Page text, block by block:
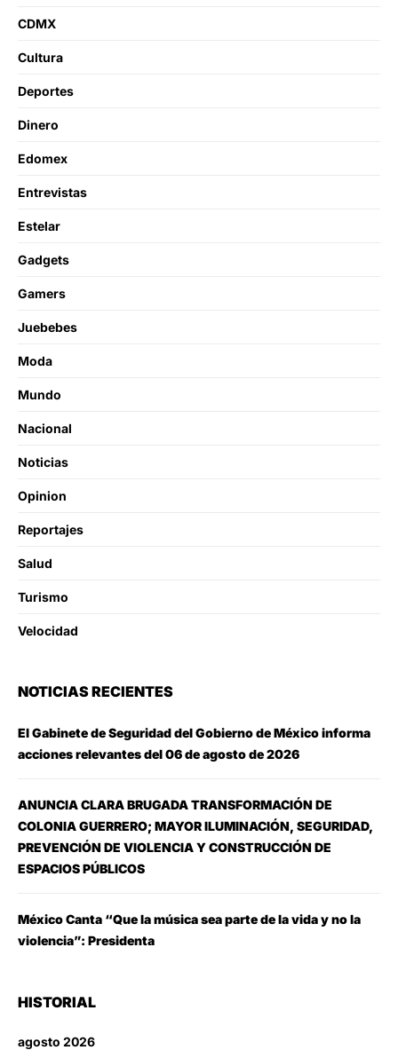
CDMX
Cultura
Deportes
Dinero
Edomex
Entrevistas
Estelar
Gadgets
Gamers
Juebebes
Moda
Mundo
Nacional
Noticias
Opinion
Reportajes
Salud
Turismo
Velocidad
NOTICIAS RECIENTES
El Gabinete de Seguridad del Gobierno de México informa
acciones relevantes del 06 de agosto de 2026
ANUNCIA CLARA BRUGADA TRANSFORMACIÓN DE
COLONIA GUERRERO; MAYOR ILUMINACIÓN, SEGURIDAD,
PREVENCIÓN DE VIOLENCIA Y CONSTRUCCIÓN DE
ESPACIOS PÚBLICOS
México Canta “Que la música sea parte de la vida y no la
violencia”: Presidenta
HISTORIAL
agosto 2026